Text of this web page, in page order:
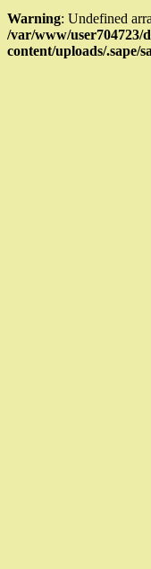
Warning: Undefined
/var/www/
content/uploads/.sape/